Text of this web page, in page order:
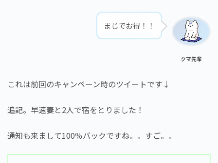
まじでお得！！
クマ先輩
これは前回のキャンペーン時のツイートです↓
追記。早速妻と2人で宿をとりました！
通知も来まして100％バックですね。。すご。。